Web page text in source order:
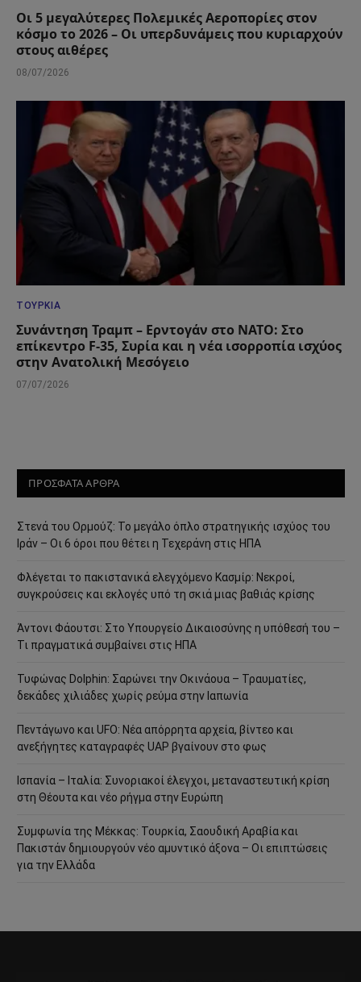
Οι 5 μεγαλύτερες Πολεμικές Αεροπορίες στον
κόσμο το 2026 – Οι υπερδυνάμεις που κυριαρχούν
στους αιθέρες
08/07/2026
ΤΟΥΡΚΊΑ
Συνάντηση Τραμπ – Ερντογάν στο ΝΑΤΟ: Στο
επίκεντρο F-35, Συρία και η νέα ισορροπία ισχύος
στην Ανατολική Μεσόγειο
07/07/2026
ΠΡΟΣΦΑΤΑ ΑΡΘΡΑ
Στενά του Ορμούζ: Το μεγάλο όπλο στρατηγικής ισχύος του
Ιράν – Οι 6 όροι που θέτει η Τεχεράνη στις ΗΠΑ
Φλέγεται το πακιστανικά ελεγχόμενο Κασμίρ: Νεκροί,
συγκρούσεις και εκλογές υπό τη σκιά μιας βαθιάς κρίσης
Άντονι Φάουτσι: Στο Υπουργείο Δικαιοσύνης η υπόθεσή του –
Τι πραγματικά συμβαίνει στις ΗΠΑ
Τυφώνας Dolphin: Σαρώνει την Οκινάουα – Τραυματίες,
δεκάδες χιλιάδες χωρίς ρεύμα στην Ιαπωνία
Πεντάγωνο και UFO: Νέα απόρρητα αρχεία, βίντεο και
ανεξήγητες καταγραφές UAP βγαίνουν στο φως
Ισπανία – Ιταλία: Συνοριακοί έλεγχοι, μεταναστευτική κρίση
στη Θέουτα και νέο ρήγμα στην Ευρώπη
Συμφωνία της Μέκκας: Τουρκία, Σαουδική Αραβία και
Πακιστάν δημιουργούν νέο αμυντικό άξονα – Οι επιπτώσεις
για την Ελλάδα